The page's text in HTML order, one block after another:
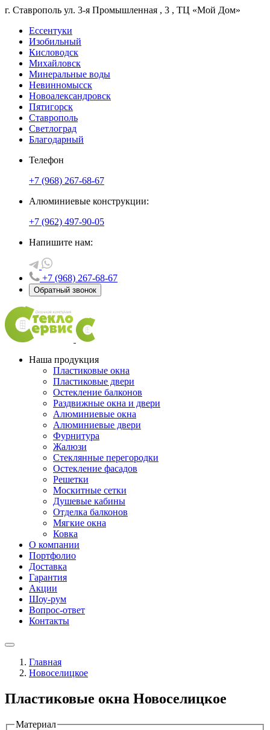
г. Ставрополь ул. 3-я Промышленная , 3 , ТЦ «Мой Дом»
Ессентуки
Изобильный
Кисловодск
Михайловск
Минеральные воды
Невинномысск
Новоалександровск
Пятигорск
Ставрополь
Светлоград
Благодарный
Телефон
+7 (968) 267-68-67
Алюминиевые конструкции:
+7 (962) 497-90-05
Напишите нам:
+7 (968) 267-68-67
Обратный звонок
Наша продукция
Пластиковые окна
Пластиковые двери
Остекление балконов
Раздвижные окна и двери
Алюминиевые окна
Алюминиевые двери
Фурнитура
Жалюзи
Стеклянные перегородки
Остекление фасадов
Решетки
Москитные сетки
Душевые кабины
Отделка балконов
Мягкие окна
Ковка
О компании
Портфолио
Доставка
Гарантия
Акции
Шоу-рум
Вопрос-ответ
Контакты
Главная
Новоселицкое
Пластиковые окна Новоселицкое
Материал